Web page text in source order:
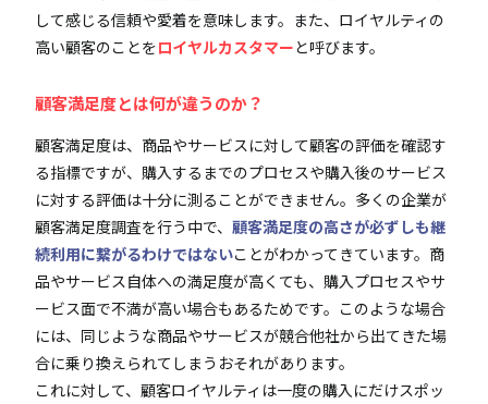
して感じる信頼や愛着を意味します。また、ロイヤルティの
高い顧客のことをロイヤルカスタマーと呼びます。
顧客満足度とは何が違うのか？
顧客満足度は、商品やサービスに対して顧客の評価を確認す
る指標ですが、購入するまでのプロセスや購入後のサービス
に対する評価は十分に測ることができません。多くの企業が
顧客満足度調査を行う中で、 顧客満足度の高さが必ずしも継
続利用に繋がるわけではないことがわかってきています。商
品やサービス自体への満足度が高くても、購入プロセスやサ
ービス面で不満が高い場合もあるためです。このような場合
には、同じような商品やサービスが競合他社から出てきた場
合に乗り換えられてしまうおそれがあります。
これに対して、顧客ロイヤルティは一度の購入にだけスポッ